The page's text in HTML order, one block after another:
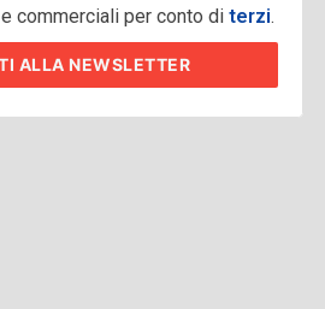
commerciali per conto diterzi.
ALLA NEWSLETTER